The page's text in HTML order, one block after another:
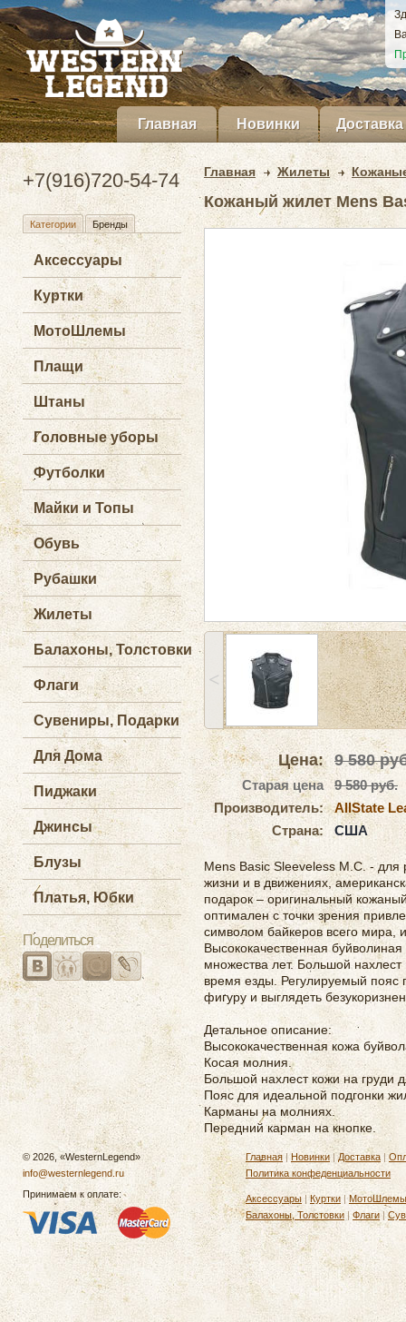
Главная Новинки Доставка
+7(916)720-54-74
Категории Бренды
Аксессуары
Куртки
МотоШлемы
Плащи
Штаны
Головные уборы
Футболки
Майки и Топы
Обувь
Рубашки
Жилеты
Балахоны, Толстовки
Флаги
Сувениры, Подарки
Для Дома
Пиджаки
Джинсы
Блузы
Платья, Юбки
Поделиться
Главная Жилеты
Кожаный жилет Mens
˂
Цена: 9 580
Старая цена
9 580 руб.
Производитель:
AllState
Страна:
США
Mens Basic Sleeveless M.C. - для
жизни и в движениях,
подарок – оригинальный
оптимален с точки зрения
символом байкеров всего мира,
Высококачественная
множества лет. Большой
время езды. Регулируемый пояс
фигуру и выглядеть
Детальное описание:
Высококачественная кожа
Косая молния.
Большой нахлест кожи на груди
Пояс для идеальной подгонки
Карманы на молниях.
Передний карман на кнопке.
© 2026, «WesternLegend»
info@westernlegend.ru
Принимаем к оплате:
Главная | Новинки |Доставка |
Политика конфеденциальности
Аксессуары|Куртки |МотоШлемы
Балахоны, Толстовки | Флаги |